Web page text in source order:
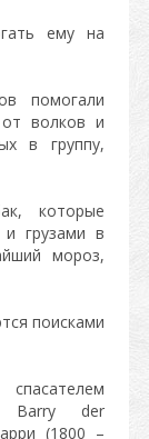
ему на
помогали
от волков и
в группу,
которые
грузами в
мороз,
поисками
Barry der
(1800 –